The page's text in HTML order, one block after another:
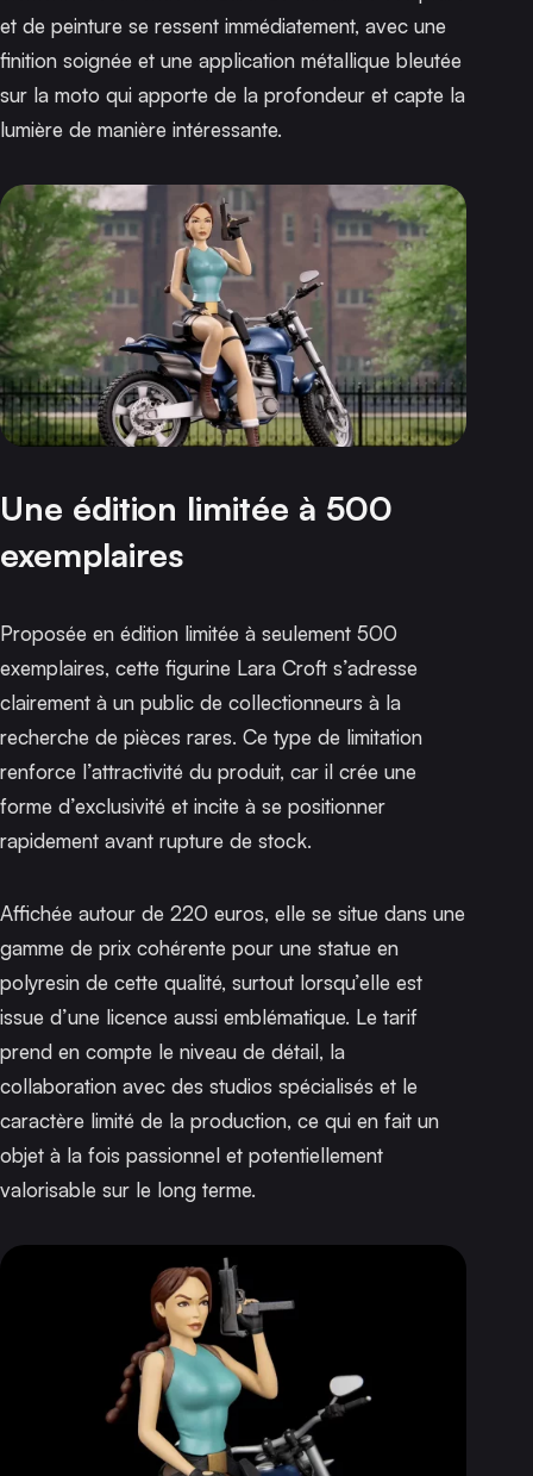
et de peinture se ressent immédiatement, avec une
finition soignée et une application métallique bleutée
sur la moto qui apporte de la profondeur et capte la
lumière de manière intéressante.
Une édition limitée à 500
exemplaires
Proposée en édition limitée à seulement 500
exemplaires, cette figurine Lara Croft s’adresse
clairement à un public de collectionneurs à la
recherche de pièces rares. Ce type de limitation
renforce l’attractivité du produit, car il crée une
forme d’exclusivité et incite à se positionner
rapidement avant rupture de stock.
Affichée autour de 220 euros, elle se situe dans une
gamme de prix cohérente pour une statue en
polyresin de cette qualité, surtout lorsqu’elle est
issue d’une licence aussi emblématique. Le tarif
prend en compte le niveau de détail, la
collaboration avec des studios spécialisés et le
caractère limité de la production, ce qui en fait un
objet à la fois passionnel et potentiellement
valorisable sur le long terme.